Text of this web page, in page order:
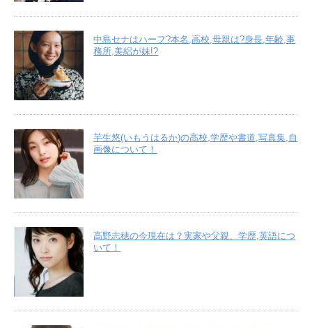
中島セナはハーフ?本名,高校,母親は?身長,年齢,事
務所,美絽が妹!?
芋生悠(いもうはるか)の高校,学歴や書道,写真集,自
画像について！
高野志穂の今現在は？実家や父親、学歴,英語につ
いて！